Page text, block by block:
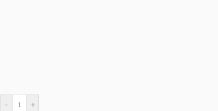
- +